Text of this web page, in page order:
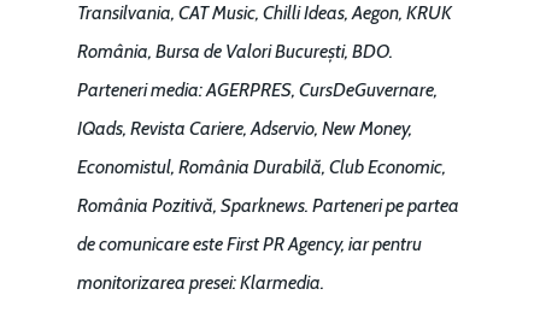
Transilvania, CAT Music, Chilli Ideas, Aegon, KRUK
România, Bursa de Valori București, BDO.
Parteneri media: AGERPRES, CursDeGuvernare,
IQads, Revista Cariere, Adservio, New Money,
Economistul, România Durabilă, Club Economic,
România Pozitivă, Sparknews. Parteneri pe partea
de comunicare este First PR Agency, iar pentru
monitorizarea presei: Klarmedia.